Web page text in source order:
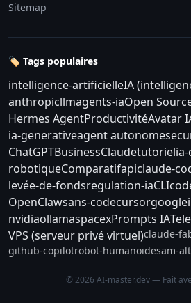
Sitemap
🏷️ Tags populaires
intelligence-artificielleIA
anthropicllmagents-iaOpen
Hermes AgentProductivitéAvatar
ia-generativeagent autonome
ChatGPTBusinessClaudetutoriel
robotiqueComparatifapiclaude-
levée-de-fondsregulation-iaCLI
OpenClawsans-codecursorgoogle
nvidiaollamaspacexPrompts IA
VPS (serveur privé virtuel)claude-
github-copilotrobot-humanoidesam-
© 2026 AI-master.dev — Fait